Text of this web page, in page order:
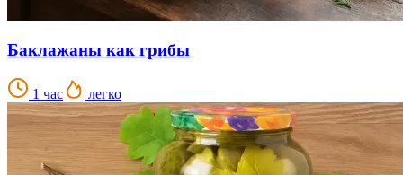
Баклажаны как грибы
1 час легко